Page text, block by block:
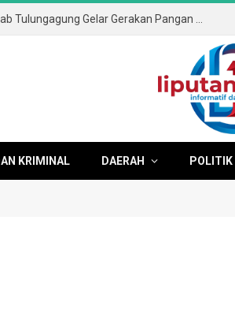
KRIMINAL DAERAH POLITIK